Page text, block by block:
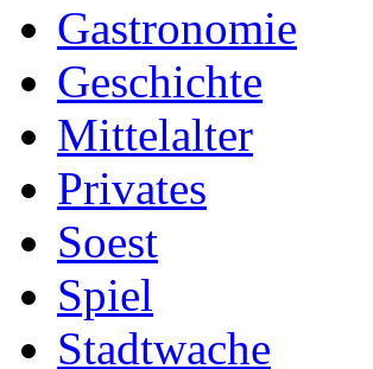
Gastronomie
Geschichte
Mittelalter
Privates
Soest
Spiel
Stadtwache